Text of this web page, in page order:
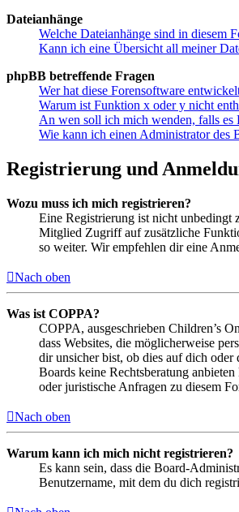
Dateianhänge
Welche Dateianhänge sind in diesem
Kann ich eine Übersicht all meiner
phpBB betreffende Fragen
Wer hat diese Forensoftware
Warum ist Funktion x oder y nicht
An wen soll ich mich wenden, falls es
Wie kann ich einen Administrator des
Registrierung und
Wozu muss ich mich registrieren?
Eine Registrierung ist nicht unbedingt
Mitglied Zugriff auf zusätzliche
so weiter. Wir empfehlen dir eine
Nach oben
Was ist COPPA?
COPPA, ausgeschrieben Children’s
dass Websites, die möglicherweise
dir unsicher bist, ob dies auf dich
Boards keine Rechtsberatung
oder juristische Anfragen zu diesem
Nach oben
Warum kann ich mich nicht registrieren?
Es kann sein, dass die Board-
Benutzername, mit dem du dich